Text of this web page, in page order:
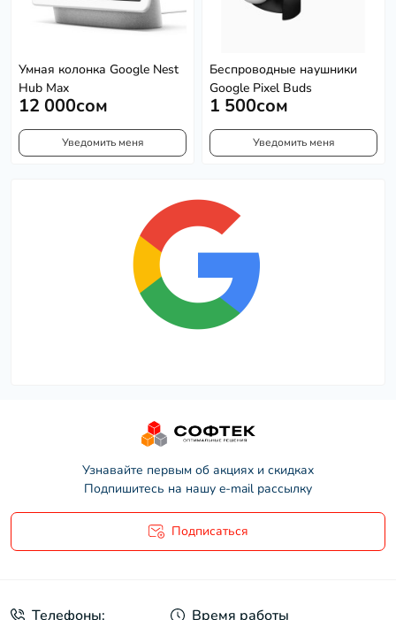
Умная колонка Google Nest
Hub Max
12 000сом
Уведомить меня
Беспроводные наушники
Google Pixel Buds
1 500сом
Уведомить меня
Узнавайте первым об акциях и скидках
Подпишитесь на нашу e-mail рассылку
Подписаться
Телефоны: Время работы